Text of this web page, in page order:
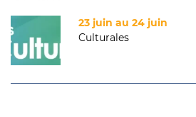
23 juin au 24 juin
Culturales